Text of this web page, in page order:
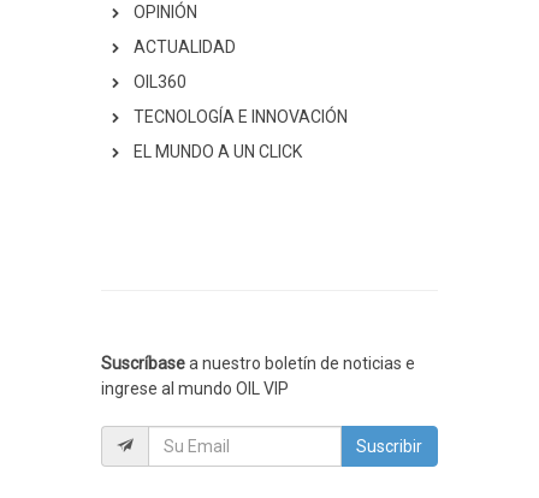
OPINIÓN
ACTUALIDAD
OIL360
TECNOLOGÍA E INNOVACIÓN
EL MUNDO A UN CLICK
Suscríbasea nuestro boletín de noticias e
ingrese al mundo OIL VIP
Suscribir